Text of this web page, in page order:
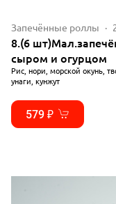
Запечённые роллы
8.(6
сыром и огурцом
Рис, нори, морской окунь,
унаги, кунжут
579 ₽